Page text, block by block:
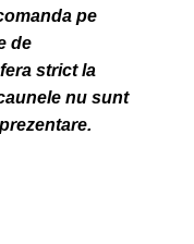
pe
de
strict la
nu sunt